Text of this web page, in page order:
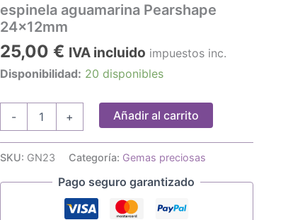
espinela aguamarina Pearshape
24x12mm
25,00 € IVA incluido impuestos inc.
Disponibilidad: 20 disponibles
-
aguamarina
24x12mm
cantidad
+ Añadir al carrito
SKU: GN23 Categoría: Gemas preciosas
Pago seguro garantizado